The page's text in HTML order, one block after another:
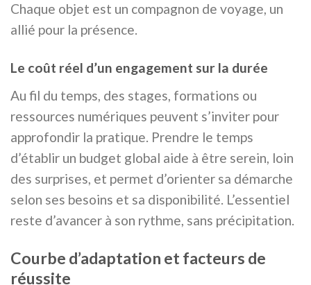
Chaque objet est un compagnon de voyage, un
allié pour la présence.
Le coût réel d’un engagement sur la durée
Au fil du temps, des stages, formations ou
ressources numériques peuvent s’inviter pour
approfondir la pratique. Prendre le temps
d’établir un budget global aide à être serein, loin
des surprises, et permet d’orienter sa démarche
selon ses besoins et sa disponibilité. L’essentiel
reste d’avancer à son rythme, sans précipitation.
Courbe d’adaptation et facteurs de
réussite